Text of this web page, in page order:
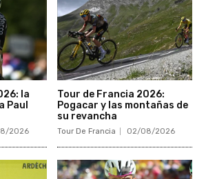
la
Paul
2026
Tour de Francia 2026:
Pogacar y las montañas de
su revancha
Tour De Francia 02/08/2026